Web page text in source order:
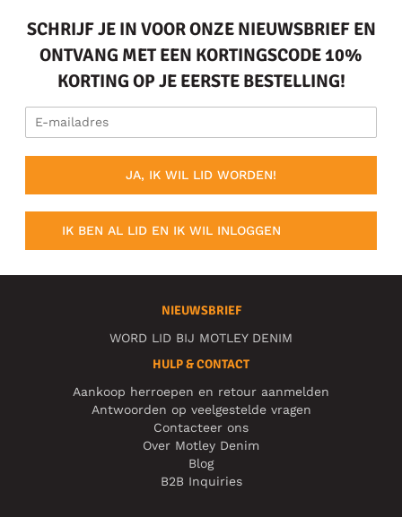
SCHRIJF JE IN VOOR ONZE NIEUWSBRIEF EN
ONTVANG MET EEN KORTINGSCODE 10%
KORTING OP JE EERSTE BESTELLING!
JA, IK WIL LID WORDEN!
IK BEN AL LID EN IK WIL INLOGGEN
NIEUWSBRIEF
WORD LID BIJ MOTLEY DENIM
HULP & CONTACT
Aankoop herroepen en retour aanmelden
Antwoorden op veelgestelde vragen
Contacteer ons
Over Motley Denim
Blog
B2B Inquiries